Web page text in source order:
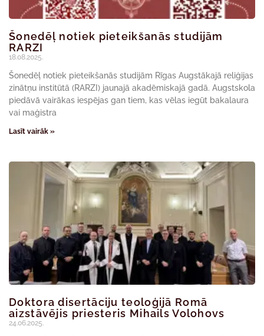
Šonedēļ notiek pieteikšanās studijām
RARZI
18.08.2025.
Šonedēļ notiek pieteikšanās studijām Rīgas Augstākajā reliģijas
zinātņu institūtā (RARZI) jaunajā akadēmiskajā gadā. Augstskola
piedāvā vairākas iespējas gan tiem, kas vēlas iegūt bakalaura
vai maģistra
Lasīt vairāk »
Doktora disertāciju teoloģijā Romā
aizstāvējis priesteris Mihails Volohovs
24.06.2025.